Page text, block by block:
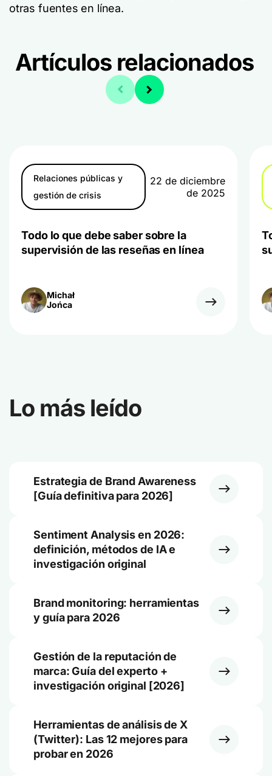
otras fuentes en línea.
Artículos relacionados
Relaciones públicas y
gestión de crisis
22 de diciembre
de 2025
Todo lo que debe saber sobre la
supervisión de las reseñas en línea
Michał
Jońca
Lo más leído
Estrategia de Brand Awareness
[Guía definitiva para 2026]
Sentiment Analysis en 2026:
definición, métodos de IA e
investigación original
Brand monitoring: herramientas
y guía para 2026
Gestión de la reputación de
marca: Guía del experto +
investigación original [2026]
Herramientas de análisis de X
(Twitter): Las 12 mejores para
probar en 2026